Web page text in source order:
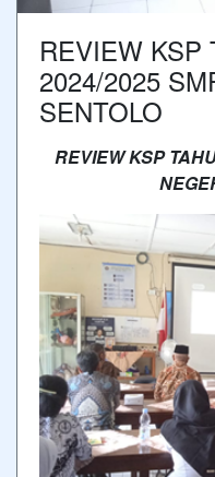
REVIEW KSP
2024/2025
SENTOLO
REVIEW KSP